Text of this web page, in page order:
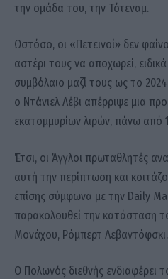
την ομάδα του, την Τότεναμ.
Ωστόσο, οι «Πετεινοί» δεν
αστέρι τους να αποχωρεί,
συμβόλαιο μαζί τους ως το
ο Ντάνιελ Λέβι απέρριψε μια
εκατομμυρίων λιρών, πάνω από
Έτσι, οι Άγγλοι πρωταθλητές
αυτή την περίπτωση και
επίσης σύμφωνα με την Daily
παρακολουθεί την κατάσταση
Μονάχου, Ρόμπερτ Λεβαντόφσκι.
Ο Πολωνός διεθνής ενδιαφέρει